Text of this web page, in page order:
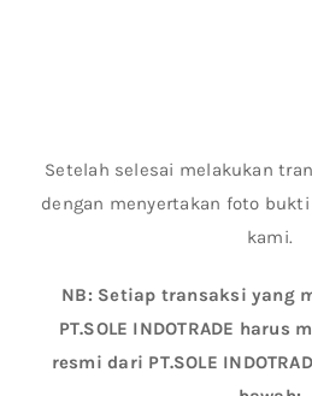
Setelah selesai melakukan
dengan menyertakan foto
kami.
NB: Setiap transaksi yang
PT.SOLE INDOTRADE
resmi dari PT.SOLE